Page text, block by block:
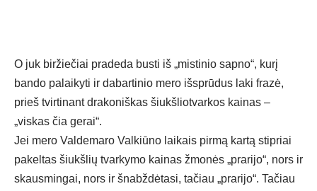
O juk biržiečiai pradeda busti iš „mistinio sapno“, kurį
bando palaikyti ir dabartinio mero išsprūdus laki frazė,
prieš tvirtinant drakoniškas šiukšliotvarkos kainas –
„viskas čia gerai“.
Jei mero Valdemaro Valkiūno laikais pirmą kartą stipriai
pakeltas šiukšlių tvarkymo kainas žmonės „prarijo“, nors ir
skausmingai, nors ir šnabždėtasi, tačiau „prarijo“. Tačiau